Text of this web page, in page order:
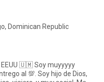
Dominican Republic
EEUU 🇺🇲 Soy muyyyyy